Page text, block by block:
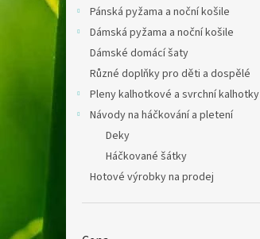
Pánská pyžama a noční košile
Dámská pyžama a noční košile
Dámské domácí šaty
Různé doplňky pro děti a dospělé
Pleny kalhotkové a svrchní kalhotky
Návody na háčkování a pletení
Deky
Háčkované šátky
Hotové výrobky na prodej